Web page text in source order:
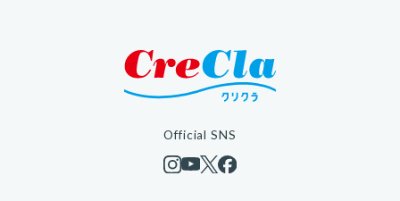
Official SNS